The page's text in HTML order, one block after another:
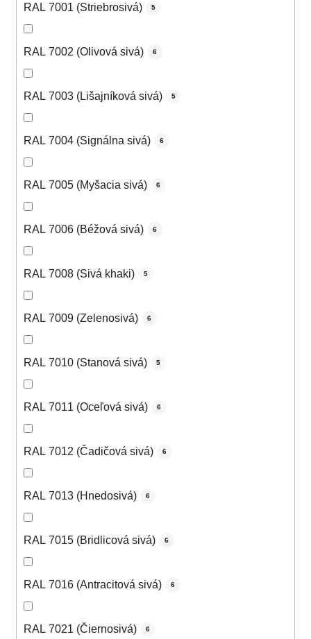
RAL 7001 (Striebrosivá) 5
RAL 7002 (Olivová sivá) 6
RAL 7003 (Lišajníková sivá) 5
RAL 7004 (Signálna sivá) 6
RAL 7005 (Myšacia sivá) 6
RAL 7006 (Béžová sivá) 6
RAL 7008 (Sivá khaki) 5
RAL 7009 (Zelenosivá) 6
RAL 7010 (Stanová sivá) 5
RAL 7011 (Oceľová sivá) 6
RAL 7012 (Čadičová sivá) 6
RAL 7013 (Hnedosivá) 6
RAL 7015 (Bridlicová sivá) 6
RAL 7016 (Antracitová sivá) 6
RAL 7021 (Čiernosivá) 6